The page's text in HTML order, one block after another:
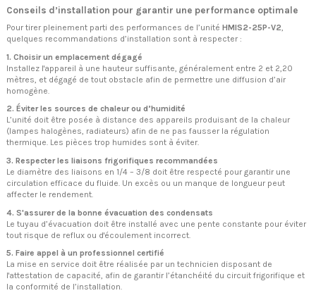
Conseils d’installation pour garantir une performance optimale
Pour tirer pleinement parti des performances de l’unité HMIS2-25P-V2,
quelques recommandations d’installation sont à respecter :
1. Choisir un emplacement dégagé
Installez l'appareil à une hauteur suffisante, généralement entre 2 et 2,20
mètres, et dégagé de tout obstacle afin de permettre une diffusion d’air
homogène.
2. Éviter les sources de chaleur ou d’humidité
L’unité doit être posée à distance des appareils produisant de la chaleur
(lampes halogènes, radiateurs) afin de ne pas fausser la régulation
thermique. Les pièces trop humides sont à éviter.
3. Respecter les liaisons frigorifiques recommandées
Le diamètre des liaisons en 1/4 – 3/8 doit être respecté pour garantir une
circulation efficace du fluide. Un excès ou un manque de longueur peut
affecter le rendement.
4. S'assurer de la bonne évacuation des condensats
Le tuyau d’évacuation doit être installé avec une pente constante pour éviter
tout risque de reflux ou d'écoulement incorrect.
5. Faire appel à un professionnel certifié
La mise en service doit être réalisée par un technicien disposant de
l'attestation de capacité, afin de garantir l’étanchéité du circuit frigorifique et
la conformité de l’installation.